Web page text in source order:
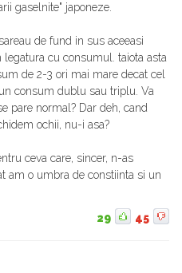
gaselnite" japoneze.
de fund in sus aceeasi
cu consumul. taiota asta
de 2-3 ori mai mare decat cel
consum dublu sau triplu. Va
pare normal? Dar deh, cand
ochii, nu-i asa?
ceva care, sincer, n-as
am o umbra de constiinta si un
29 45